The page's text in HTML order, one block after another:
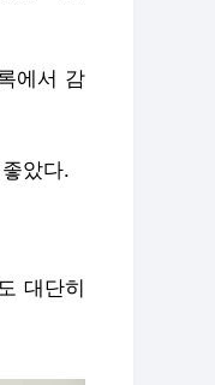
에서 감
았다.
대단히